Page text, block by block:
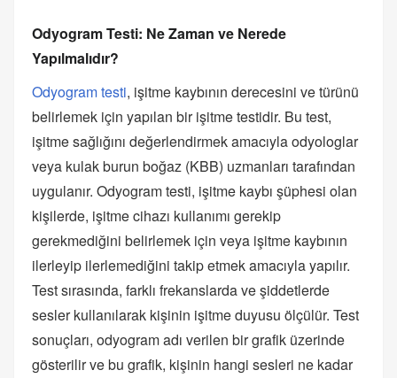
Odyogram Testi: Ne Zaman ve Nerede
Yapılmalıdır?
Odyogram testi, işitme kaybının derecesini ve türünü
belirlemek için yapılan bir işitme testidir. Bu test,
işitme sağlığını değerlendirmek amacıyla odyologlar
veya kulak burun boğaz (KBB) uzmanları tarafından
uygulanır. Odyogram testi, işitme kaybı şüphesi olan
kişilerde, işitme cihazı kullanımı gerekip
gerekmediğini belirlemek için veya işitme kaybının
ilerleyip ilerlemediğini takip etmek amacıyla yapılır.
Test sırasında, farklı frekanslarda ve şiddetlerde
sesler kullanılarak kişinin işitme duyusu ölçülür. Test
sonuçları, odyogram adı verilen bir grafik üzerinde
gösterilir ve bu grafik, kişinin hangi sesleri ne kadar